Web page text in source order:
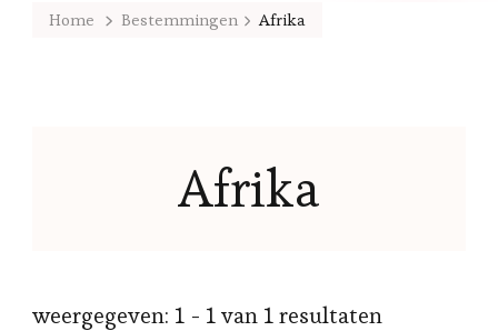
Home Bestemmingen Afrika
Afrika
weergegeven: 1 - 1 van 1 resultaten